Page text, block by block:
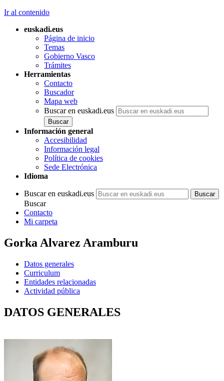
Ir al contenido
euskadi.eus
Página de inicio
Temas
Gobierno Vasco
Trámites
Herramientas
Contacto
Buscador
Mapa web
Buscar en euskadi.eus
Información general
Accesibilidad
Información legal
Política de cookies
Sede Electrónica
Idioma
Buscar en euskadi.eus
Buscar
Contacto
Mi carpeta
Gorka Alvarez Aramburu
Datos generales
Curriculum
Entidades relacionadas
Actividad pública
DATOS GENERALES